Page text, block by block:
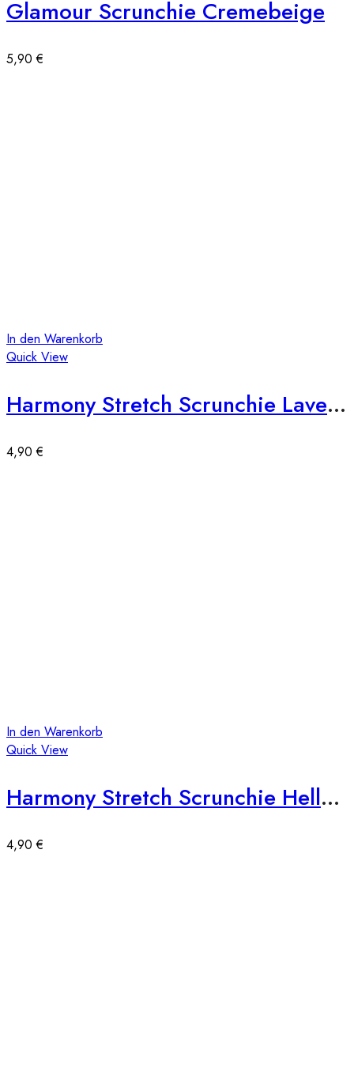
Glamour Scrunchie Cremebeige
5,90€
In den Warenkorb
Quick View
Harmony Stretch Scrunchie Lavendel
4,90€
In den Warenkorb
Quick View
Harmony Stretch Scrunchie Hellgrau
4,90€